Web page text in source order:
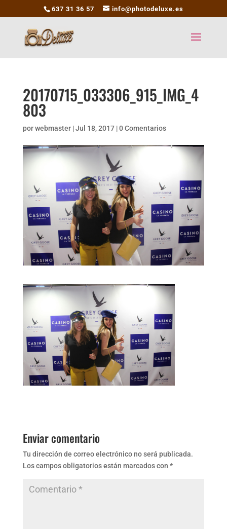
637 31 36 57 info@photodeluxe.es
20170715_033306_915_IMG_4
803
porwebmaster|Jul 18, 2017|0 Comentarios
Enviar comentario
Tu dirección de correo electrónico no será publicada.
Los campos obligatorios están marcados con *